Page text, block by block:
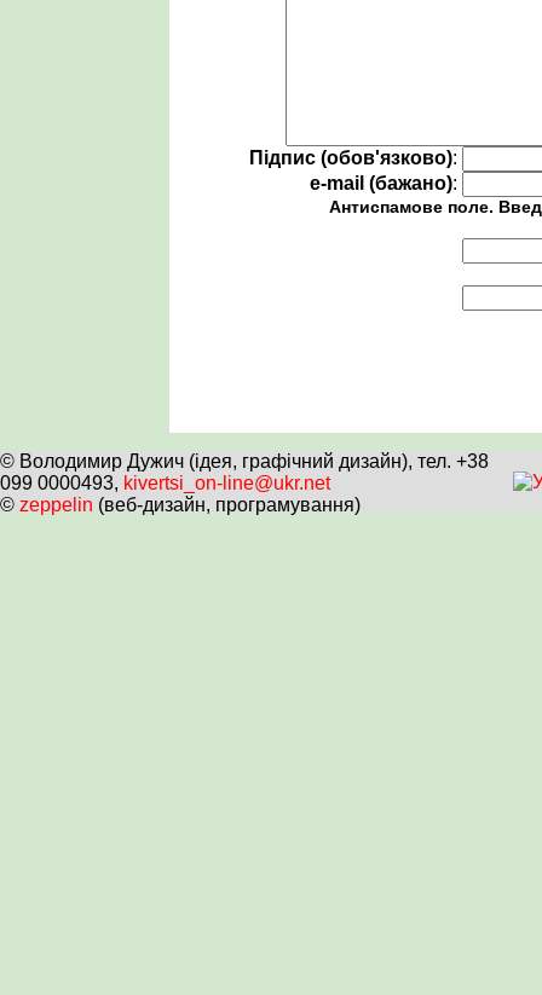
Підпис (обов'язково):
e-mail (бажано):
Антиспамове поле.
© Володимир Дужич (ідея, графічний дизайн), тел. +38
099 0000493, kivertsi_on-line@ukr.net
© zeppelin (веб-дизайн, програмування)